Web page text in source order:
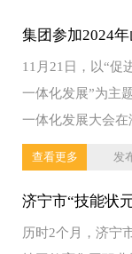
集团参加2024
发展赋能论坛
11月21日，以“促
一体化发展”为主
一体化发展大会
查看更多 发
济宁市“技能状
教育集团职业
历时2个月，济宁